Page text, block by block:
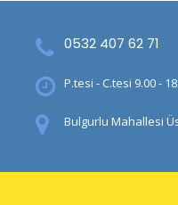
0532 407 62 71
P.tesi - C.tesi 9.00 -
Bulgurlu Mahallesi